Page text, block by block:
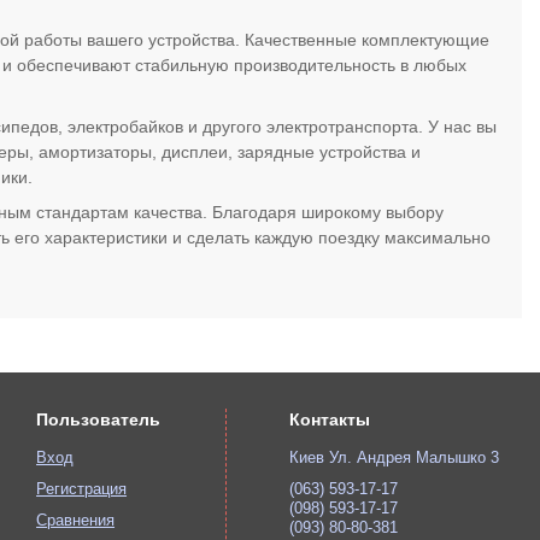
работы вашего устройства. Качественные комплектующие
обеспечивают стабильную производительность в любых
электробайков и другого электротранспорта. У нас вы
амортизаторы, дисплеи, зарядные устройства и
стандартам качества. Благодаря широкому выбору
его характеристики и сделать каждую поездку максимально
Пользователь
Вход
Регистрация
Сравнения
Контакты
Киев Ул. Андрея Малышко 3
(063) 593-17-17
(098) 593-17-17
(093) 80-80-381